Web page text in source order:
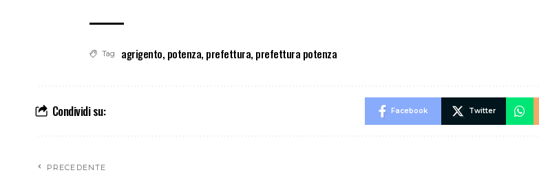
Tag agrigento, potenza, prefettura, prefettura potenza
Condividi su: Facebook Twitter
PRECEDENTE